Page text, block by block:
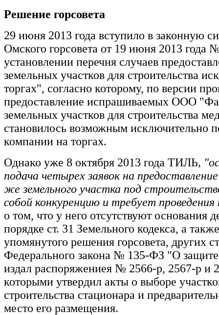
Решение горсовета
29 июня 2013 года вступило в законную
Омского горсовета от 19 июня 2013 года
установлении перечня случаев
земельных участков для строительства
торгах", согласно которому, по версии
предоставление испрашиваемых ООО
земельных участков для строительства
становилось возможным исключительно
компании на торгах.
Однако уже 8 октября 2013 года ТИЛЬ,
подача четырех заявок на
же земельного участка под
собой конкуренцию и требует проведения
о том, что у него отсутствуют основания
порядке ст. 31 Земельного кодекса, а
упомянутого решения горсовета, других
Федерального закона № 135-ФЗ "О
издал распоряжениея № 2566-р, 2567-р и
которыми утвердил акты о выборе
строительства стационара и
место его размещения.